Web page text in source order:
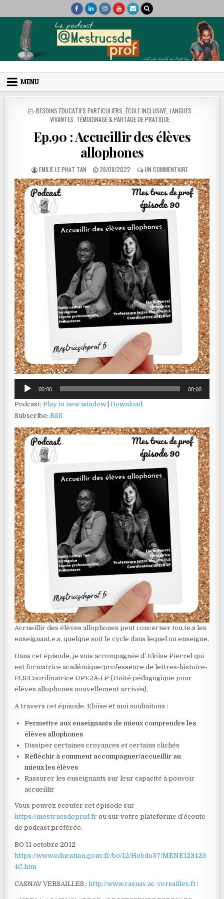
Mes trucs de prof
MENU
POSTED IN
BESOINS ÉDUCATIFS PARTICULIERS ÉCOLE INCLUSIVE, LANGUES
VIVANTES TÉMOIGNAGE & PARTAGE DE PRATIQUE
Ep.90 : Accueillir des élèves
allophones
AUTHOR:
EMILIE LE PHAT TAN PUBLISHED DATE:
28/08/2022 UN COMMENTAIRESUR EP.90 :
Lecteur
audio
00:00 00:00
Podcast:Play in new window |Download
Subscribe:RSS
Accueillir des élèves allophones peut concerner tou.te.s les
enseignant.e.s, quelque soit le cycle dans lequel on enseigne.
Dans cet épisode, je suis accompagnée d’ Eloïse Pierrel qui
est formatrice académique/professeure de lettres-histoire-
FLS/Coordinatrice UPE2A-LP (Unité pédagogique pour
élèves allophones nouvellement arrivés).
A travers cet épisode, Eloïse et moi souhaitons :
Permettre aux enseignants de mieux comprendre les
élèves allophones
Dissiper certaines croyances et certains clichés
Réfléchir à comment accompagner/accueillir au
mieux les élèves
Rassurer les enseignants sur leur capacité à pouvoir
accueillir
Vous pouvez écouter cet épisode sur
https://mestrucsdeprof.fr ou sur votre plateforme d’écoute
de podcast préférée.
BO 11 octobre 2012
https://www.education.gouv.fr/bo/12/Hebdo37/MENE123423
4C.htm
CASNAV VERSAILLES :http://www.casnav.ac-versailles.fr/